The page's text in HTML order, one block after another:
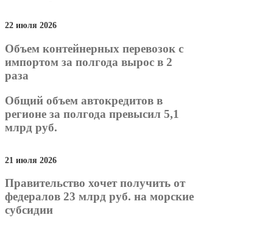
22 июля 2026
Объем контейнерных перевозок с
импортом за полгода вырос в 2
раза
Общий объем автокредитов в
регионе за полгода превысил 5,1
млрд руб.
21 июля 2026
Правительство хочет получить от
федералов 23 млрд руб. на морские
субсидии